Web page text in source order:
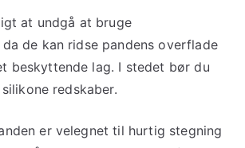
at undgå at bruge
de kan ridse pandens overflade
beskyttende lag. I stedet bør du
redskaber.
er velegnet til hurtig stegning